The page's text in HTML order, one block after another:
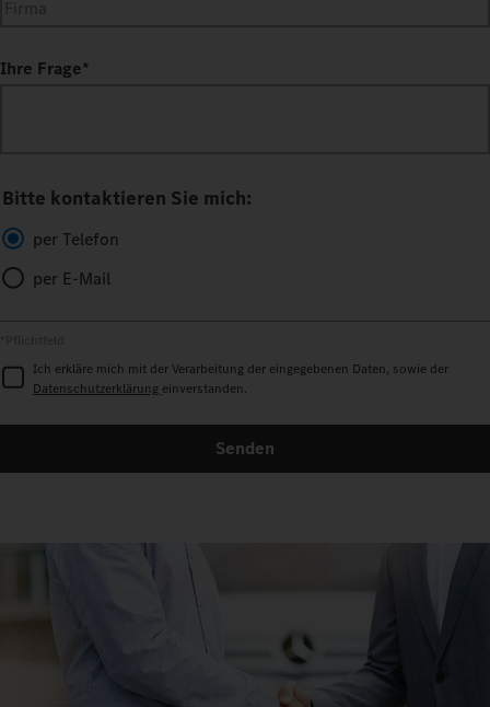
Ihre Frage*
Bitte kontaktieren Sie mich:
per Telefon
per E-Mail
Ich erkläre mich mit der Verarbeitung der eingegebenen Daten, sowie der
Datenschutzerklärung einverstanden.
Senden